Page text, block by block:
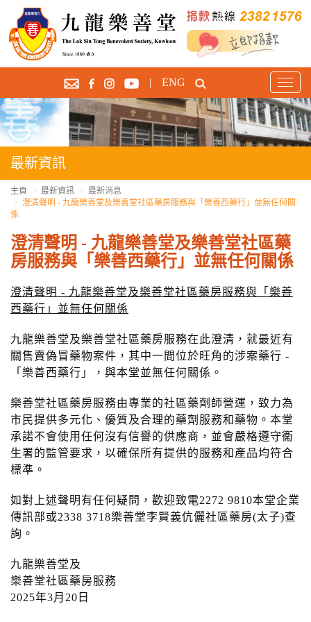
T
o
g
g
l
v
g
a
t
o
| ENG
最新資訊
主頁 最新資訊
最新消息
澄清聲明 - 九龍樂善堂及樂善堂社區藥房服務與「樂善西藥行」並無任何關
係
澄清聲明 - 九龍樂善堂及樂善堂社區藥
房服務與「樂善西藥行」並無任何關係
澄清聲明 - 九龍樂善堂及樂善堂社區藥房服務與「樂善
西藥行」並無任何關係
九龍樂善堂及樂善堂社區藥房服務在此澄清，就最近有
關售賣偽冒藥物案件，其中一間位於旺角的涉案藥行 -
「樂善西藥行」，與本堂並無任何關係。
樂善堂社區藥房服務由專業的社區藥劑師營運，致力為
市民提供多元化、優質及合理的藥劑服務和藥物。本堂
承諾不會使用任何沒有信譽的供應商，並會嚴格遵守衞
生署的監管要求，以確保所有提供的服務和產品均符合
標準。
如對上述聲明有任何疑問，歡迎致電2272 9810本堂企業
傳訊部或2338 3718樂善堂李賢義伉儷社區藥房(太子)查
詢。
九龍樂善堂及
樂善堂社區藥房服務
2025年3月20日